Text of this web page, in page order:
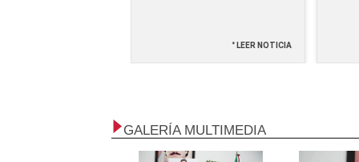
° LEER NOTICIA
GALERÍA MULTIMEDIA